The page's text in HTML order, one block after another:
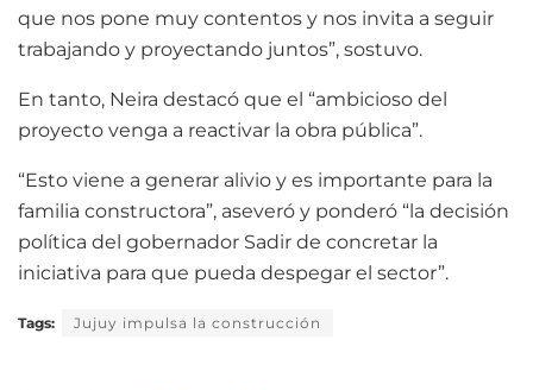
que nos pone muy contentos y nos invita a seguir
trabajando y proyectando juntos”, sostuvo.
En tanto, Neira destacó que el “ambicioso del
proyecto venga a reactivar la obra pública”.
“Esto viene a generar alivio y es importante para la
familia constructora”, aseveró y ponderó “la decisión
política del gobernador Sadir de concretar la
iniciativa para que pueda despegar el sector”.
Tags: Jujuy impulsa la construcción